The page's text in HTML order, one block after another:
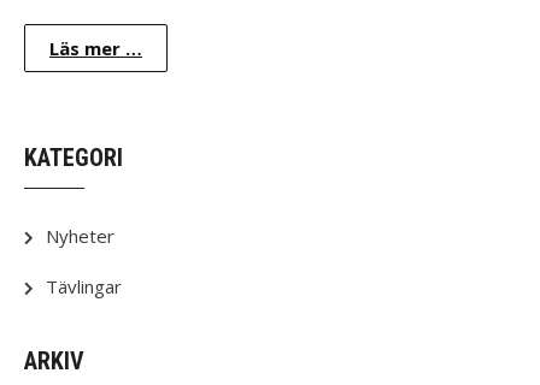
Läs mer …
KATEGORI
Nyheter
Tävlingar
ARKIV